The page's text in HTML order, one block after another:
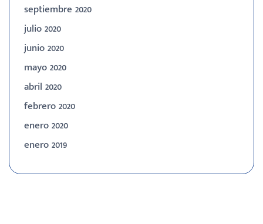
septiembre 2020
julio 2020
junio 2020
mayo 2020
abril 2020
febrero 2020
enero 2020
enero 2019